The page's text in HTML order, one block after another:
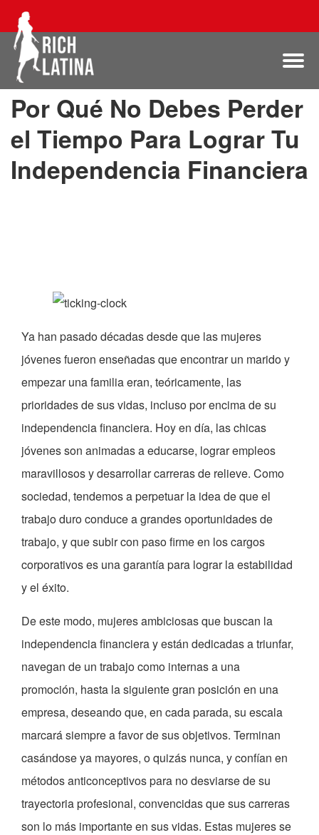
Por Qué No Debes Perder
el Tiempo Para Lograr Tu
Independencia Financiera
Ya han pasado décadas desde que las mujeres
jóvenes fueron enseñadas que encontrar un marido y
empezar una familia eran, teóricamente, las
prioridades de sus vidas, incluso por encima de su
independencia financiera. Hoy en día, las chicas
jóvenes son animadas a educarse, lograr empleos
maravillosos y desarrollar carreras de relieve. Como
sociedad, tendemos a perpetuar la idea de que el
trabajo duro conduce a grandes oportunidades de
trabajo, y que subir con paso firme en los cargos
corporativos es una garantía para lograr la estabilidad
y el éxito.
De este modo, mujeres ambiciosas que buscan la
independencia financiera y están dedicadas a triunfar,
navegan de un trabajo como internas a una
promoción, hasta la siguiente gran posición en una
empresa, deseando que, en cada parada, su escala
marcará siempre a favor de sus objetivos. Terminan
casándose ya mayores, o quizás nunca, y confían en
métodos anticonceptivos para no desviarse de su
trayectoria profesional, convencidas que sus carreras
son lo más importante en sus vidas. Estas mujeres se